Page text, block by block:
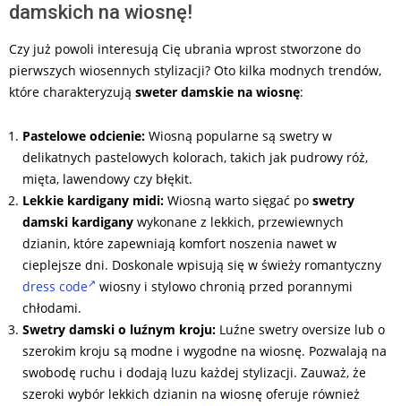
damskich na wiosnę!
Czy już powoli interesują Cię ubrania wprost stworzone do
pierwszych wiosennych stylizacji? Oto kilka modnych trendów,
które charakteryzują sweter damskie na wiosnę:
Pastelowe odcienie: Wiosną popularne są swetry w
delikatnych pastelowych kolorach, takich jak pudrowy róż,
mięta, lawendowy czy błękit.
Lekkie kardigany midi: Wiosną warto sięgać po swetry
damski kardigany wykonane z lekkich, przewiewnych
dzianin, które zapewniają komfort noszenia nawet w
cieplejsze dni. Doskonale wpisują się w świeży romantyczny
dress code
wiosny i stylowo chronią przed porannymi
chłodami.
Swetry damski o luźnym kroju: Luźne swetry oversize lub o
szerokim kroju są modne i wygodne na wiosnę. Pozwalają na
swobodę ruchu i dodają luzu każdej stylizacji. Zauważ, że
szeroki wybór lekkich dzianin na wiosnę oferuje również